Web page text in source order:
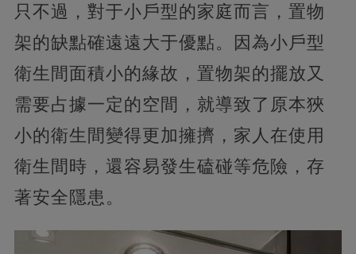
只不過，對于小戶型的家庭而言，置物
架的缺點確遠遠大于優點。因為小戶型
衛生間面積小的緣故，置物架的擺放又
需要占據一定的空間，就導致了原本狹
小的衛生間變得更加擁擠，家人在使用
衛生間時，還容易發生磕碰等危險，存
著安全隱患。